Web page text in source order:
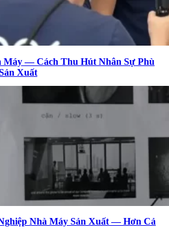
Máy — Cách Thu Hút Nhân Sự Phù
Xuất
Nhà Máy Sản Xuất — Hơn Cả